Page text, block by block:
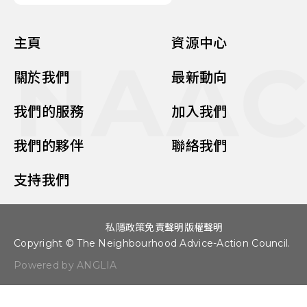
主頁
關於我們
我們的服務
我們的夥伴
支持我們
資源中心
最新動向
加入我們
聯絡我們
Copyright © The Neighbourhood Advice-Action Council.
Powered by ANGLIA
私隱政策免責聲明 版權聲明